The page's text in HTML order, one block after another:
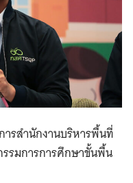
ารสำนักงานบริหารพื้นที่
รมการการศึกษาขั้นพื้น